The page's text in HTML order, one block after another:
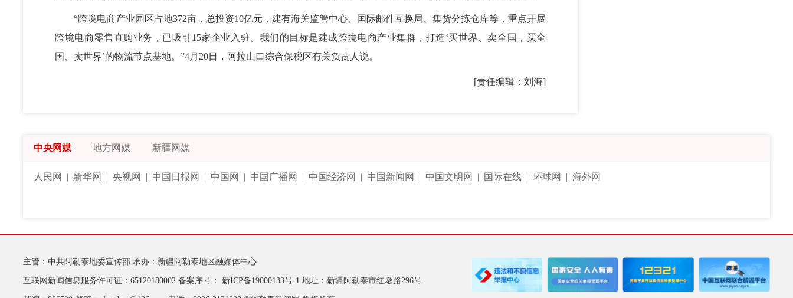
“跨境电商产业园区占地372亩，总投资10亿元，建有海关监管中心、国际邮件互换局、集货分拣仓库等，重点开展
跨境电商零售直购业务，已吸引15家企业入驻。我们的目标是建成跨境电商产业集群，打造‘买世界、卖全国，买全
国、卖世界’的物流节点基地。”4月20日，阿拉山口综合保税区有关负责人说。
[责任编辑：刘海]
中央网媒 地方网媒 新疆网媒
人民网 | 新华网 |央视网 | 中国日报网 | 中国网 | 中国广播网 | 中国经济网 | 中国新闻网 | 中国文明网 | 国际在线 |环球网 |海外网
主管：中共阿勒泰地委宣传部承办：新疆阿勒泰地区融媒体中心
互联网新闻信息服务许可证：65120180002备案序号： 新ICP备19000133号-1地址：新疆阿勒泰市红墩路296号